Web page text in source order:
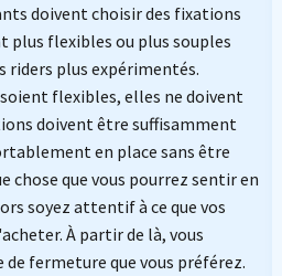
doivent choisir des fixations
plus flexibles ou plus souples
riders plus expérimentés.
flexibles, elles ne doivent
doivent être suffisamment
en place sans être
chose que vous pourrez sentir en
soyez attentif à ce que vos
À partir de là, vous
fermeture que vous préférez.